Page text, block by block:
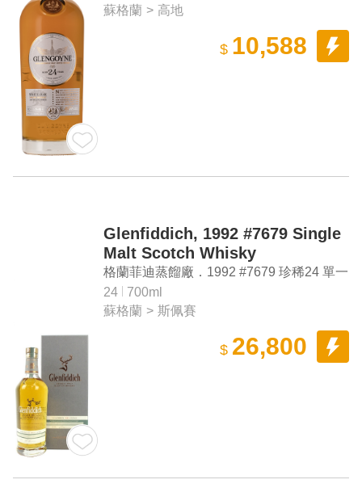
蘇格蘭 > 高地
$ 10,588
Glenfiddich, 1992 #7679 Single
Malt Scotch Whisky
格蘭菲迪蒸餾廠．1992 #7679 珍稀24 單一
麥芽蘇格蘭威士忌
24
700ml
蘇格蘭 > 斯佩賽
$ 26,800